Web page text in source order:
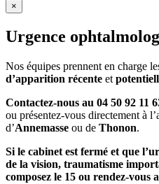
×
Urgence
Nos équipes prennent en charge
d’apparition récente et
Contactez-nous au 04 50 92 11
ou présentez-vous directement à
d’Annemasse ou de Thonon.
Si le cabinet est fermé et que
de la vision, traumatisme
composez le 15 ou rendez-vous